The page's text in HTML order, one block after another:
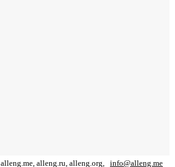
alleng.me, alleng.ru, alleng.org, info@alleng.me